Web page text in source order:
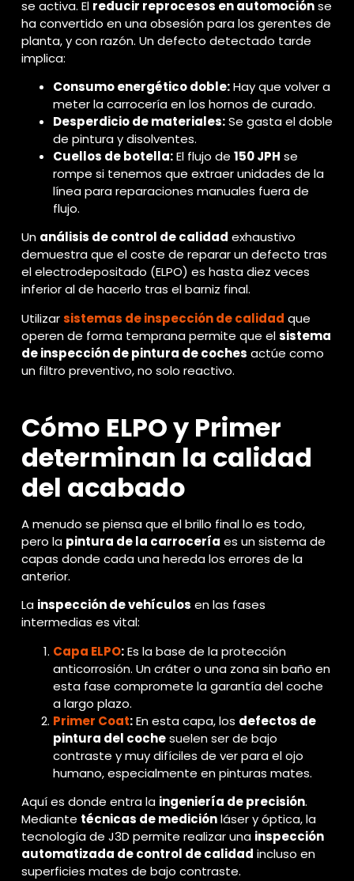
se activa. El reducir reprocesos en automociónse
ha convertido en una obsesión para los gerentes de
planta, y con razón. Un defecto detectado tarde
implica:
Consumo energético doble:Hay que volver a
meter la carrocería en los hornos de curado.
Desperdicio de materiales:Se gasta el doble
de pintura y disolventes.
Cuellos de botella:El flujo de 150 JPH se
rompe si tenemos que extraer unidades de la
línea para reparaciones manuales fuera de
flujo.
Un análisis de control de calidad exhaustivo
demuestra que el coste de reparar un defecto tras
el electrodepositado (ELPO) es hasta diez veces
inferior al de hacerlo tras el barniz final.
Utilizarsistemas de inspección de calidad que
operen de forma temprana permite que elsistema
de inspección de pintura de coches actúe como
un filtro preventivo, no solo reactivo.
Cómo ELPO y Primer
determinan la calidad
del acabado
A menudo se piensa que el brillo final lo es todo,
pero la pintura de la carrocería es un sistema de
capas donde cada una hereda los errores de la
anterior.
La inspección de vehículos en las fases
intermedias es vital:
Capa ELPO:Es la base de la protección
anticorrosión. Un cráter o una zona sin baño en
esta fase compromete la garantía del coche
a largo plazo.
Primer Coat:En esta capa, los defectos de
pintura del cochesuelen ser de bajo
contraste y muy difíciles de ver para el ojo
humano, especialmente en pinturas mates.
Aquí es donde entra la ingeniería de precisión.
Mediante técnicas de mediciónláser y óptica, la
tecnología de J3D permite realizar una inspección
automatizada de control de calidad incluso en
superficies mates de bajo contraste.